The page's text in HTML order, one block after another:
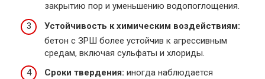
закрытию пор и уменьшению водопоглощения.
Устойчивость к химическим воздействиям:
бетон с ЗРШ более устойчив к агрессивным
средам, включая сульфаты и хлориды.
Сроки твердения: иногда наблюдается